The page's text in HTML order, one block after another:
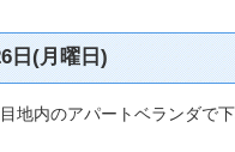
日(月曜日)
地内のアパートベランダで